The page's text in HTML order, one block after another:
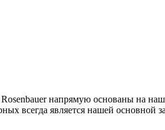
напрямую основаны на
всегда является нашей